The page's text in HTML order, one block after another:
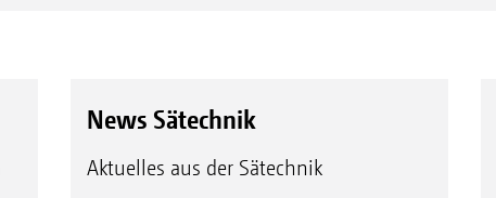
News Sätechnik
Aktuelles aus der Sätechnik